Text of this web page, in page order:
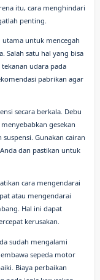
itu, cara menghindari
penting.
untuk mencegah
Salah satu hal yang bisa
udara pada
pabrikan agar
secara berkala. Debu
gesekan
Gunakan cairan
dan pastikan untuk
cara mengendarai
atau mengendarai
Hal ini dapat
kerusakan.
sudah mengalami
sepeda motor
Biaya perbaikan